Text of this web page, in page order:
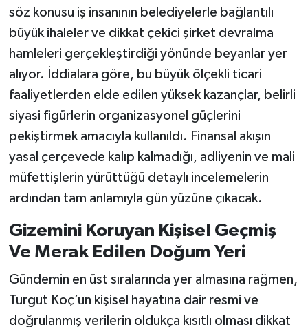
söz konusu iş insanının belediyelerle bağlantılı
büyük ihaleler ve dikkat çekici şirket devralma
hamleleri gerçekleştirdiği yönünde beyanlar yer
alıyor. İddialara göre, bu büyük ölçekli ticari
faaliyetlerden elde edilen yüksek kazançlar, belirli
siyasi figürlerin organizasyonel güçlerini
pekiştirmek amacıyla kullanıldı. Finansal akışın
yasal çerçevede kalıp kalmadığı, adliyenin ve mali
müfettişlerin yürüttüğü detaylı incelemelerin
ardından tam anlamıyla gün yüzüne çıkacak.
Gizemini Koruyan Kişisel Geçmiş
Ve Merak Edilen Doğum Yeri
Gündemin en üst sıralarında yer almasına rağmen,
Turgut Koç’un kişisel hayatına dair resmi ve
doğrulanmış verilerin oldukça kısıtlı olması dikkat